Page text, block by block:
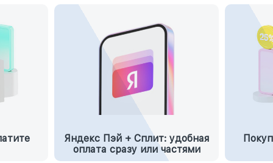
Яндекс Пэй + Сплит: удобная
оплата сразу или частями